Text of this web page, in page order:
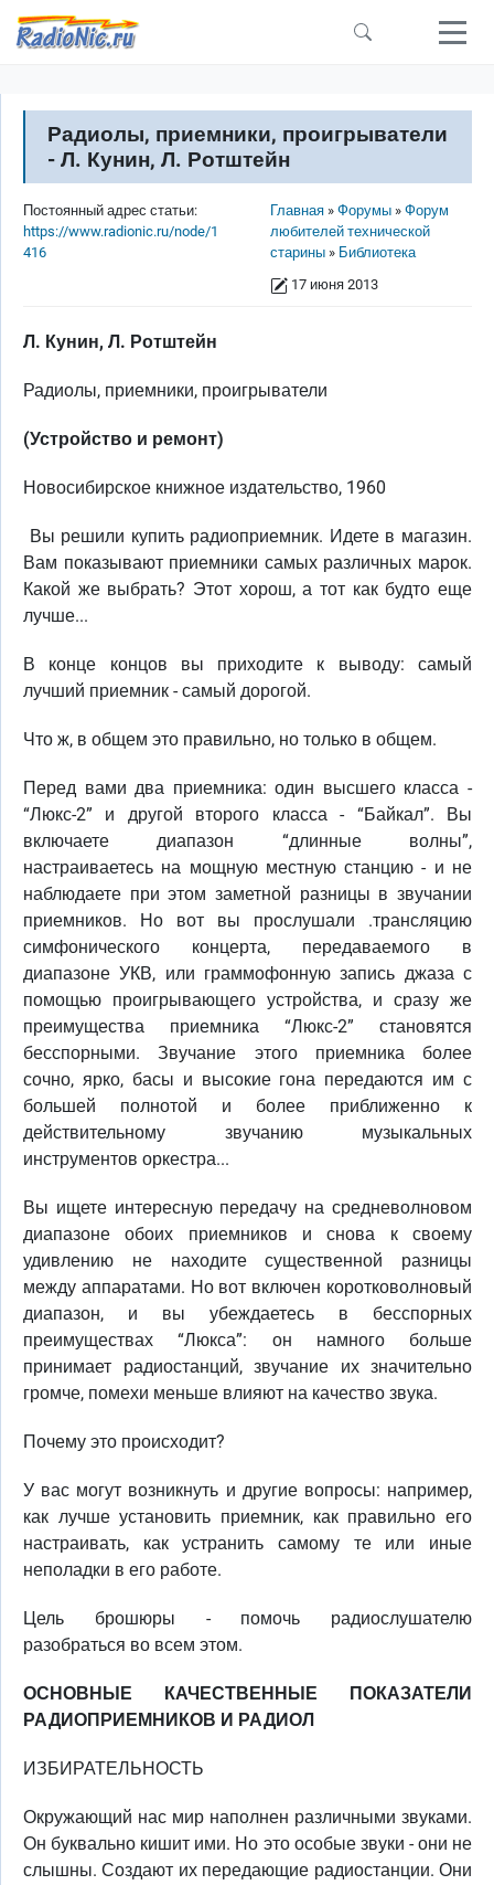
Перейти к основному содержанию
Радиолы, приемники, проигрыватели
- Л. Кунин, Л. Ротштейн
Строка навигации
Главная Форумы
Форум
любителей технической
старины
Библиотека
17 июня 2013
Постоянный адрес статьи:
https://www.radionic.ru/node/1
416
Л. Кунин, Л. Ротштейн
Радиолы, приемники, проигрыватели
(Устройство и ремонт)
Новосибирское книжное издательство, 1960
Вы решили купить радиоприемник. Идете в магазин.
Вам показывают приемники самых различных марок.
Какой же выбрать? Этот хорош, а тот как будто еще
лучше...
В конце концов вы приходите к выводу: самый
лучший приемник - самый дорогой.
Что ж, в общем это правильно, но только в общем.
Перед вами два приемника: один высшего класса -
“Люкс-2” и другой второго класса - “Байкал”. Вы
включаете диапазон “длинные волны”,
настраиваетесь на мощную местную станцию - и не
наблюдаете при этом заметной разницы в звучании
приемников. Но вот вы прослушали .трансляцию
симфонического концерта, передаваемого в
диапазоне УКВ, или граммофонную запись джаза с
помощью проигрывающего устройства, и сразу же
преимущества приемника “Люкс-2” становятся
бесспорными. Звучание этого приемника более
сочно, ярко, басы и высокие гона передаются им с
большей полнотой и более приближенно к
действительному звучанию музыкальных
инструментов оркестра...
Вы ищете интересную передачу на средневолновом
диапазоне обоих приемников и снова к своему
удивлению не находите существенной разницы
между аппаратами. Но вот включен коротковолновый
диапазон, и вы убеждаетесь в бесспорных
преимуществах “Люкса”: он намного больше
принимает радиостанций, звучание их значительно
громче, помехи меньше влияют на качество звука.
Почему это происходит?
У вас могут возникнуть и другие вопросы: например,
как лучше установить приемник, как правильно его
настраивать, как устранить самому те или иные
неполадки в его работе.
Цель брошюры - помочь радиослушателю
разобраться во всем этом.
ОСНОВНЫЕ КАЧЕСТВЕННЫЕ ПОКАЗАТЕЛИ
РАДИОПРИЕМНИКОВ И РАДИОЛ
ИЗБИРАТЕЛЬНОСТЬ
Окружающий нас мир наполнен различными звуками.
Он буквально кишит ими. Но это особые звуки - они не
слышны. Создают их передающие радиостанции. Они